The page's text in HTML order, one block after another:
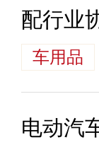
配行业
车用品
电动汽